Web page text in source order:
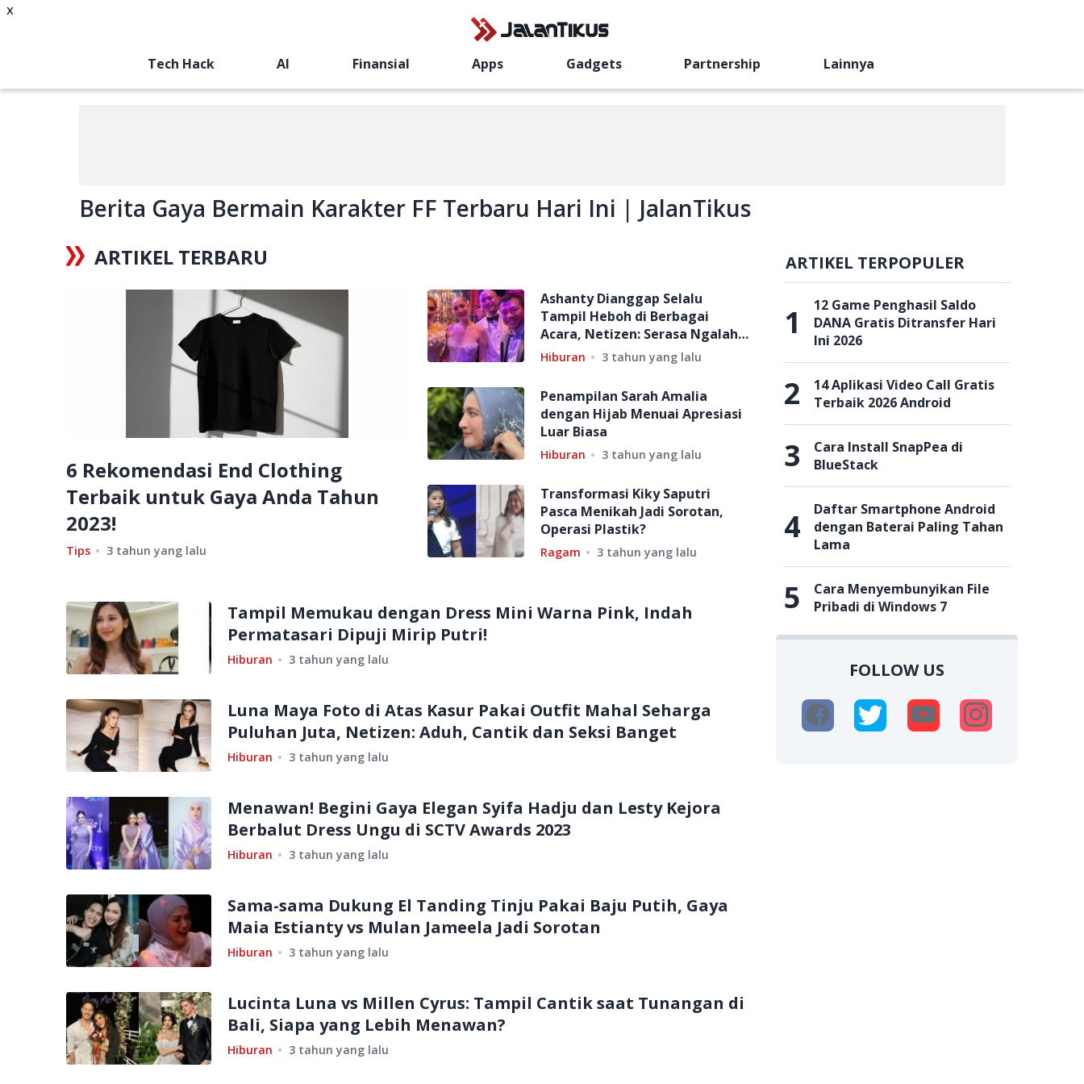
Tech Hack AI Finansial Apps Gadgets Partnership Lainnya
Berita Gaya Bermain Karakter FF Terbaru Hari Ini | JalanTikus
ARTIKEL TERBARU
6 Rekomendasi End Clothing
Terbaik untuk Gaya Anda Tahun
2023!
Tips 3 tahun yang lalu
Ashanty Dianggap Selalu
Tampil Heboh di Berbagai
Acara, Netizen: Serasa Ngalahin
Tuan Rumah!
Hiburan 3 tahun yang lalu
Penampilan Sarah Amalia
dengan Hijab Menuai Apresiasi
Luar Biasa
Hiburan 3 tahun yang lalu
Transformasi Kiky Saputri
Pasca Menikah Jadi Sorotan,
Operasi Plastik?
Ragam 3 tahun yang lalu
Tampil Memukau dengan Dress Mini Warna Pink, Indah
Permatasari Dipuji Mirip Putri!
Hiburan 3 tahun yang lalu
Luna Maya Foto di Atas Kasur Pakai Outfit Mahal Seharga
Puluhan Juta, Netizen: Aduh, Cantik dan Seksi Banget
Hiburan 3 tahun yang lalu
Menawan! Begini Gaya Elegan Syifa Hadju dan Lesty Kejora
Berbalut Dress Ungu di SCTV Awards 2023
Hiburan 3 tahun yang lalu
Sama-sama Dukung El Tanding Tinju Pakai Baju Putih, Gaya
Maia Estianty vs Mulan Jameela Jadi Sorotan
Hiburan 3 tahun yang lalu
Lucinta Luna vs Millen Cyrus: Tampil Cantik saat Tunangan di
Bali, Siapa yang Lebih Menawan?
Hiburan 3 tahun yang lalu
ARTIKEL TERPOPULER
1
12 Game Penghasil Saldo
DANA Gratis Ditransfer Hari
Ini 2026
2
14 Aplikasi Video Call Gratis
Terbaik 2026 Android
3
Cara Install SnapPea di
BlueStack
4
Daftar Smartphone Android
dengan Baterai Paling Tahan
Lama
5
Cara Menyembunyikan File
Pribadi di Windows 7
FOLLOW US
x